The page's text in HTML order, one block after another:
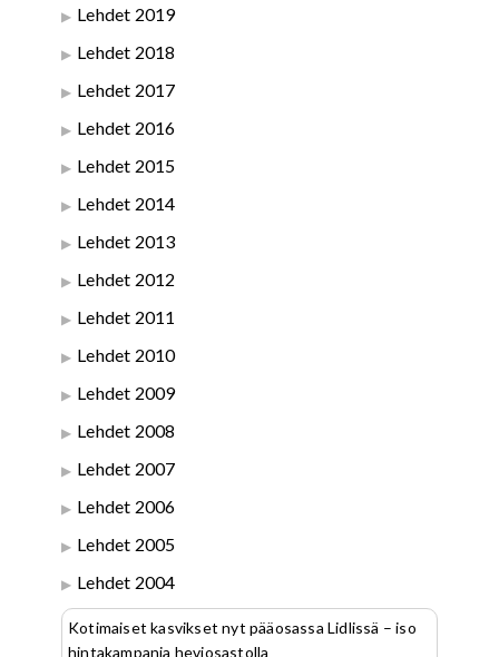
Lehdet 2019
Lehdet 2018
Lehdet 2017
Lehdet 2016
Lehdet 2015
Lehdet 2014
Lehdet 2013
Lehdet 2012
Lehdet 2011
Lehdet 2010
Lehdet 2009
Lehdet 2008
Lehdet 2007
Lehdet 2006
Lehdet 2005
Lehdet 2004
Kotimaiset kasvikset nyt pääosassa Lidlissä – iso
hintakampanja heviosastolla